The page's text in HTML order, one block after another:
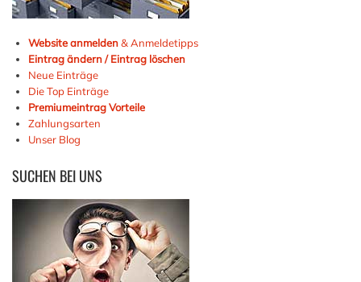
Website anmelden& Anmeldetipps
Eintrag ändern / Eintrag löschen
Neue Einträge
Die Top Einträge
Premiumeintrag Vorteile
Zahlungsarten
Unser Blog
SUCHEN BEI UNS